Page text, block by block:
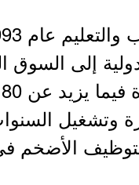
إلى
وتشغيل
والتوظيف